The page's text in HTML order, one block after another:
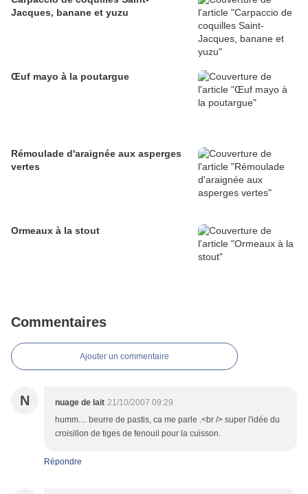
Jacques, banane et yuzu
Œuf mayo à la poutargue
Rémoulade d'araignée aux asperges
vertes
Ormeaux à la stout
Commentaires
Ajouter un commentaire
N nuage de lait 21/10/2007 09:29
humm.... beurre de pastis, ca me parle .<br /> super l'idée du
croisillon de tiges de fenouil pour la cuisson.
Répondre